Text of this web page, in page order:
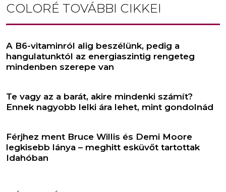
COLORÉ TOVÁBBI CIKKEI
A B6-vitaminról alig beszélünk, pedig a
hangulatunktól az energiaszintig rengeteg
mindenben szerepe van
Te vagy az a barát, akire mindenki számít?
Ennek nagyobb lelki ára lehet, mint gondolnád
Férjhez ment Bruce Willis és Demi Moore
legkisebb lánya – meghitt esküvőt tartottak
Idahóban